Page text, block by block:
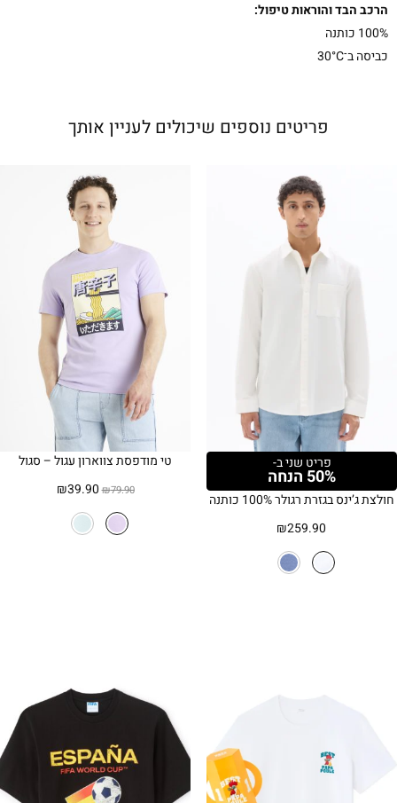
הרכב הבד והוראות טיפול:
100% כותנה
כביסה ב־30°C
פריטים נוספים שיכולים לעניין אותך
פריט שני ב-
50% הנחה
חולצת ג’ינס בגזרת רגולר 100% כותנה
₪259.90
טי מודפסת צווארון עגול – סגול
₪79.90
המחיר
היה:
₪39.90